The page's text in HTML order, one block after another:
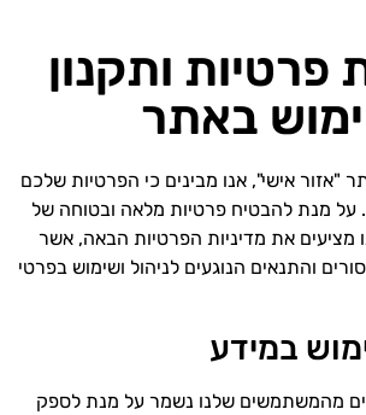
פרטיות ותקנון
באתר
"אזור אישי", אנו מבינים כי הפרטיות שלכם
על מנת להבטיח פרטיות מלאה ובטוחה של
מציעים את מדיניות הפרטיות הבאה, אשר
והתנאים הנוגעים לניהול ושימוש בפרטי
במידע
מהמשתמשים שלנו נשמר על מנת לספק